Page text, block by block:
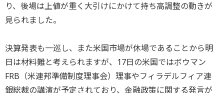
り、後場は上値が重く大引けにかけて持ち高調整の動きが
見られました。
決算発表も一巡し、また米国市場が休場であることから明
日は材料難と考えられますが、17日の米国ではボウマン
FRB（米連邦準備制度理事会）理事やフィラデルフィア連
銀総裁の講演が予定されており、金融政策に関する発言が